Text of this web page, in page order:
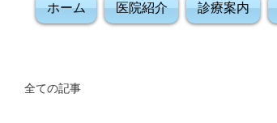
ホーム 医院紹介 診療案内
全ての記事